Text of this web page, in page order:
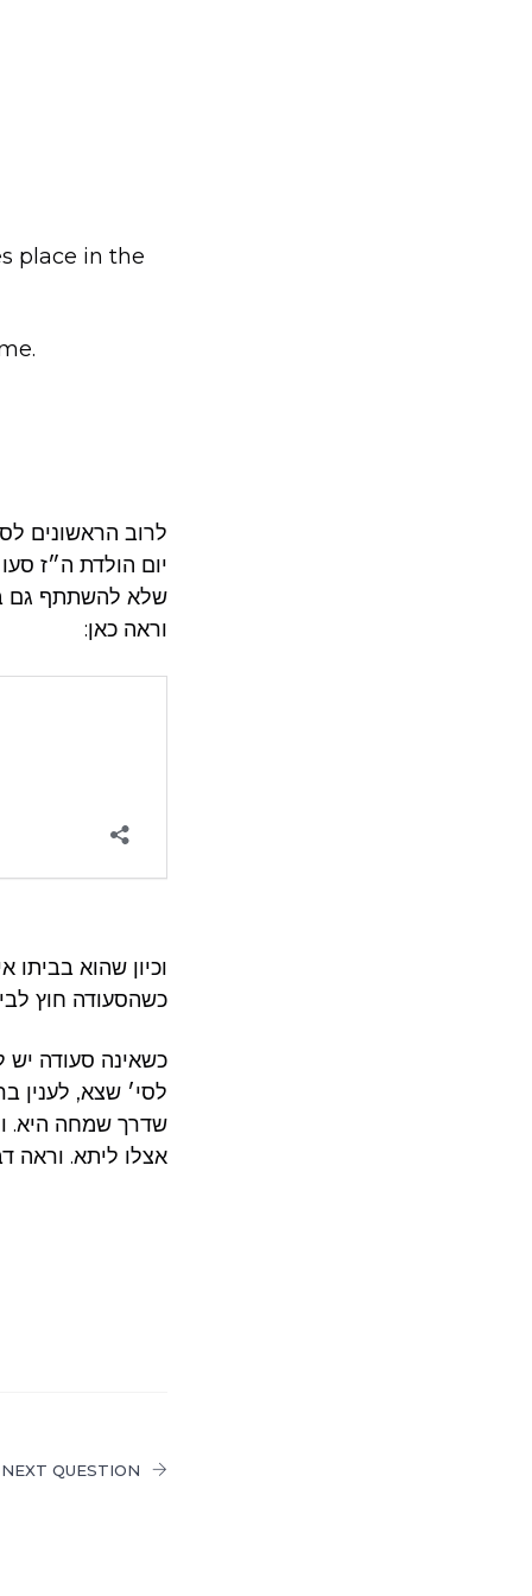
place in the
לרוב הראשונים
יום הולדת ה״ז
שלא להשתתף גם
וראה כאן:
וכיון שהוא
כשהסעודה חוץ
כשאינה סעודה
לסי׳ שצא, לענין
שדרך שמחה היא.
אצלו ליתא. וראה
NEXT QUESTION